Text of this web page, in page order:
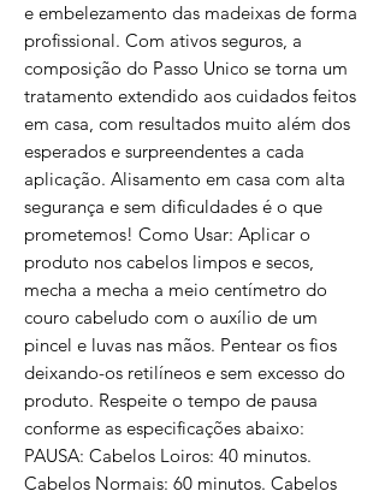
e embelezamento das madeixas de forma
profissional. Com ativos seguros, a
composição do Passo Unico se torna um
tratamento extendido aos cuidados feitos
em casa, com resultados muito além dos
esperados e surpreendentes a cada
aplicação. Alisamento em casa com alta
segurança e sem dificuldades é o que
prometemos! Como Usar: Aplicar o
produto nos cabelos limpos e secos,
mecha a mecha a meio centímetro do
couro cabeludo com o auxílio de um
pincel e luvas nas mãos. Pentear os fios
deixando-os retilíneos e sem excesso do
produto. Respeite o tempo de pausa
conforme as especificações abaixo:
PAUSA: Cabelos Loiros: 40 minutos.
Cabelos Normais: 60 minutos. Cabelos